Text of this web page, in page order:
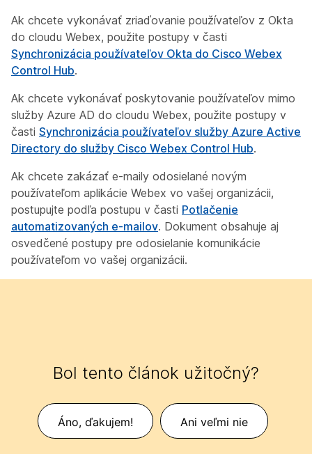
Ak chcete vykonávať zriaďovanie používateľov z Okta
do cloudu Webex, použite postupy v časti
Synchronizácia používateľov Okta do Cisco Webex
Control Hub.
Ak chcete vykonávať poskytovanie používateľov mimo
služby Azure AD do cloudu Webex, použite postupy v
časti Synchronizácia používateľov služby Azure Active
Directory do služby Cisco Webex Control Hub.
Ak chcete zakázať e-maily odosielané novým
používateľom aplikácie Webex vo vašej organizácii,
postupujte podľa postupu v časti Potlačenie
automatizovaných e-mailov. Dokument obsahuje aj
osvedčené postupy pre odosielanie komunikácie
používateľom vo vašej organizácii.
Bol tento článok užitočný?
Áno, ďakujem! Ani veľmi nie